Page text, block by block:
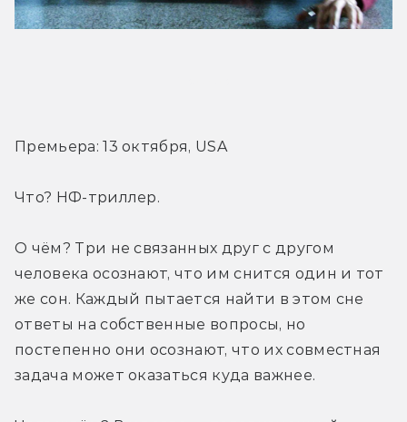
Премьера: 13 октября, USA
Что? НФ-триллер.
О чём? Три не связанных друг с другом
человека осознают, что им снится один и тот
же сон. Каждый пытается найти в этом сне
ответы на собственные вопросы, но
постепенно они осознают, что их совместная
задача может оказаться куда важнее.